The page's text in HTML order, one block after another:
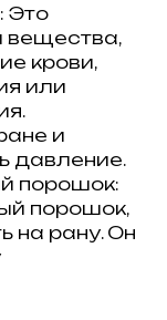
Это
крови,
или
и
давление.
порошок:
порошок,
на рану. Он